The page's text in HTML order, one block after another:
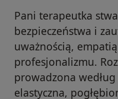
Pani terapeutka
bezpieczeństwa i
uważnością,
profesjonalizmu.
prowadzona
elastyczna,